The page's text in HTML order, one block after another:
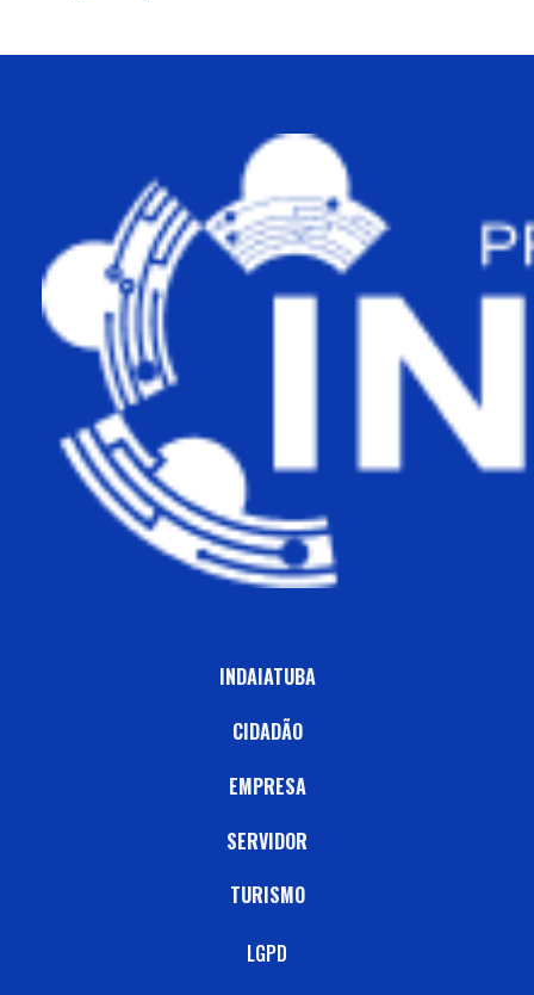
INDAIATUBA
CIDADÃO
EMPRESA
SERVIDOR
TURISMO
LGPD